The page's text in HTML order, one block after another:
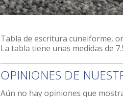
Tabla de escritura cuneiforme,
La tabla tiene unas medidas de
OPINIONES DE
Aún no hay opiniones que